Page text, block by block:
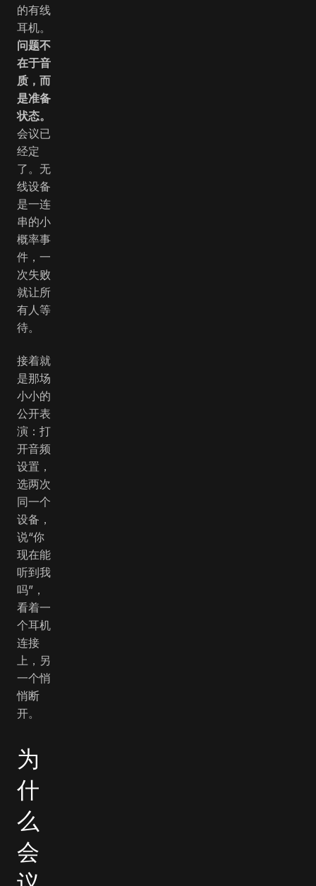
的有线
耳机。
问题不
在于音
质，而
是准备
状态。
会议已
经定
了。无
线设备
是一连
串的小
概率事
件，一
次失败
就让所
有人等
待。
接着就
是那场
小小的
公开表
演：打
开音频
设置，
选两次
同一个
设备，
说“你
现在能
听到我
吗”，
看着一
个耳机
连接
上，另
一个悄
悄断
开。
为
什
么
会